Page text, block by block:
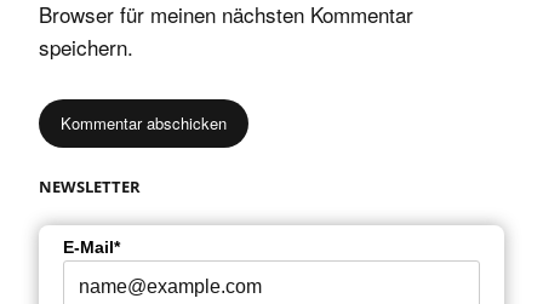
Browser für meinen nächsten Kommentar
speichern.
NEWSLETTER
E-Mail*